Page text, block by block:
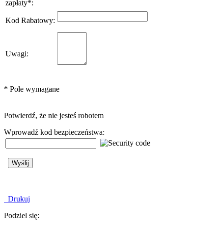
zapłaty*:
Kod Rabatowy:
Uwagi:
* Pole wymagane
Potwierdź, że nie jesteś robotem
Wprowadź kod bezpieczeństwa:
Drukuj
Podziel się: